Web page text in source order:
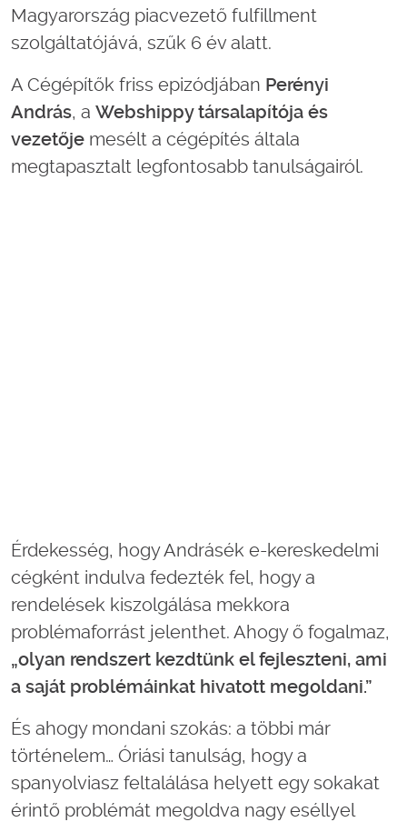
Magyarország piacvezető fulfillment
szolgáltatójává, szűk 6 év alatt.
A Cégépítők friss epizódjában Perényi
András, a Webshippy társalapítója és
vezetője mesélt a cégépítés általa
megtapasztalt legfontosabb tanulságairól.
Érdekesség, hogy Andrásék e-kereskedelmi
cégként indulva fedezték fel, hogy a
rendelések kiszolgálása mekkora
problémaforrást jelenthet. Ahogy ő fogalmaz,
„olyan rendszert kezdtünk el fejleszteni, ami
a saját problémáinkat hivatott megoldani.”
És ahogy mondani szokás: a többi már
történelem… Óriási tanulság, hogy a
spanyolviasz feltalálása helyett egy sokakat
érintő problémát megoldva nagy eséllyel